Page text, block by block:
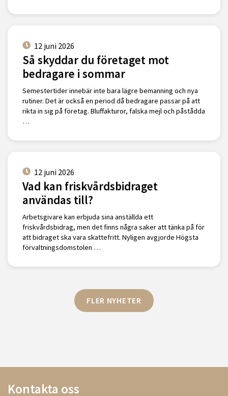
12 juni 2026
Så skyddar du företaget mot
bedragare i sommar
Semestertider innebär inte bara lägre bemanning och nya
rutiner. Det är också en period då bedragare passar på att
rikta in sig på företag. Bluffakturor, falska mejl och påstådda
…
12 juni 2026
Vad kan friskvårdsbidraget
användas till?
Arbetsgivare kan erbjuda sina anställda ett
friskvårdsbidrag, men det finns några saker att tänka på för
att bidraget ska vara skattefritt. Nyligen avgjorde Högsta
förvaltningsdomstolen …
FLER NYHETER
Kontakta oss